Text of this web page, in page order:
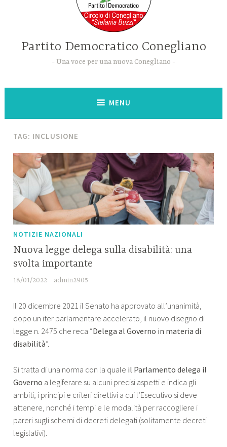
Partito Democratico Conegliano
Una voce per una nuova Conegliano
MENU
TAG: INCLUSIONE
NOTIZIE NAZIONALI
Nuova legge delega sulla disabilità: una
svolta importante
18/01/2022 admin2905
Il 20 dicembre 2021 il Senato ha approvato all’unanimità,
dopo un iter parlamentare accelerato, il nuovo disegno di
legge n. 2475 che reca “Delega al Governo in materia di
disabilità”.
Si tratta di una norma con la quale il Parlamento delega il
Governo a legiferare su alcuni precisi aspetti e indica gli
ambiti, i principi e criteri direttivi a cui l’Esecutivo si deve
attenere, nonché i tempi e le modalità per raccogliere i
pareri sugli schemi di decreti delegati (solitamente decreti
legislativi).